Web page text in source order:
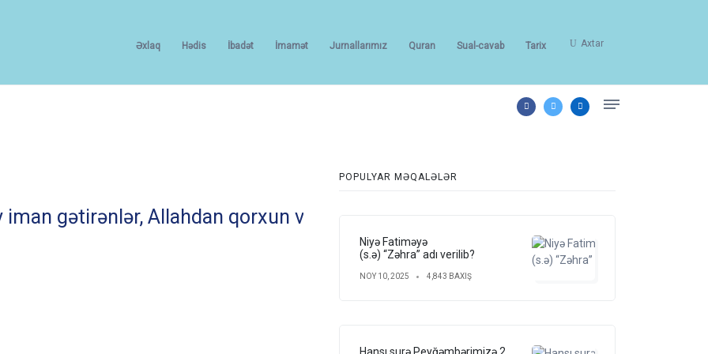
Əxlaq Hədis İbadət İmamət Jurnallarımız Quran Sual-cavab Tarix Axtar
gətirənlər, Allahdan qorxun və Peyğəmbərinə iman gətirin...(Hədid,28).
POPULYAR MƏQALƏLƏR
Niyə Fatiməyə
(s.ə) “Zəhra” adı verilib?
NOY 10, 2025 4,843 BAXIŞ